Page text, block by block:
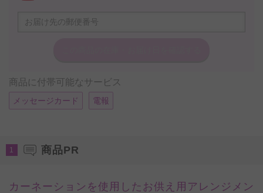
商品に付帯可能なサービス
メッセージカード 電報
1 商品PR
カーネーションを使用したお供え用アレンジメン